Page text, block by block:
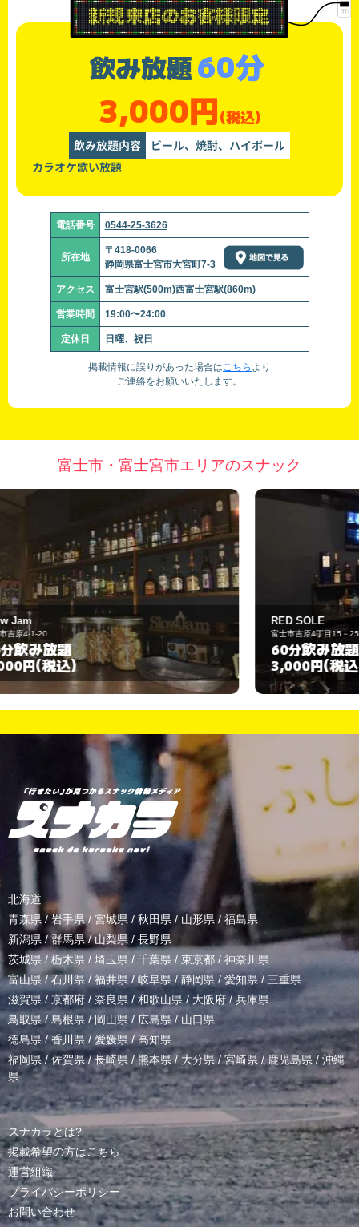
飲み放題60分
3,000円(税込)
飲み放題内容
ビール、焼酎、ハイボール
カラオケ歌い放題
電話番号 0544-25-3626
所在地
〒418-0066
静岡県富士宮市大宮町7-3
アクセス 富士宮駅(500m)西富士宮駅(860m)
営業時間 19:00〜24:00
定休日 日曜、祝日
掲載情報に誤りがあった場合はこちら より
ご連絡をお願いいたします。
富士市・富士宮市エリアのスナック
RED SOLE
富士市吉原4丁目15－25
60分飲み放題
3,000円(税込)
北海道
青森県 / 岩手県/ 宮城県 / 秋田県 / 山形県/ 福島県
新潟県 /群馬県/山梨県 / 長野県
茨城県 / 栃木県 / 埼玉県 / 千葉県 / 東京都 / 神奈川県
富山県 /石川県/福井県/岐阜県 / 静岡県 / 愛知県 / 三重県
滋賀県 / 京都府 / 奈良県 / 和歌山県/ 大阪府 /兵庫県
鳥取県/ 島根県 /岡山県/ 広島県 / 山口県
徳島県 /香川県 / 愛媛県/高知県
福岡県/佐賀県/長崎県 /熊本県/ 大分県/宮崎県 /鹿児島県 / 沖縄
県
スナカラとは?
掲載希望の方はこちら
運営組織
プライバシーポリシー
お問い合わせ